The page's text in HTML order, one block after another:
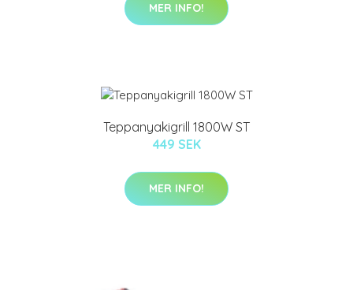
MER INFO!
Teppanyakigrill 1800W ST
449 SEK
MER INFO!